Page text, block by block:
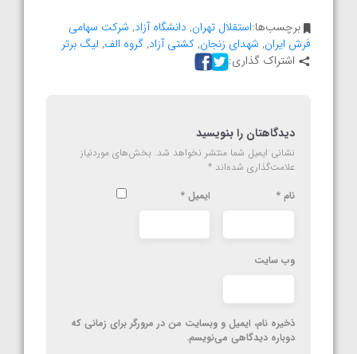
برچسب‌ها:استقلال تهران, دانشگاه آزاد, شرکت سهامی
فرش ایران, شهدای زنجان,کشتی آزاد,گروه الف, لیگ برتر
اشتراک گذاری:
دیدگاهتان را بنویسید
نشانی ایمیل شما منتشر نخواهد شد. بخش‌های موردنیاز
علامت‌گذاری شده‌اند *
نام * ایمیل *
وب‌ سایت
ذخیره نام، ایمیل و وبسایت من در مرورگر برای زمانی که
دوباره دیدگاهی می‌نویسم.